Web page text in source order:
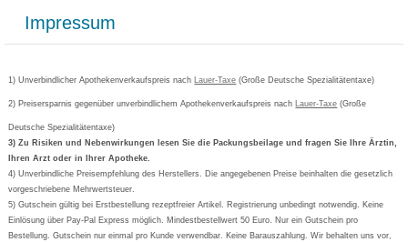
AGB
Cookie-Einstellungen
Vertrag widerrufen
Versandkosten
Bestellschein ausfüllen
Newsletteranmeldung
Gutschein und Rabatte
Kundenbewertung
Grippostad
Bepanthen
Formoline
Wick
Eucerin
Basica
Impressum
1) Unverbindlicher Apothekenverkaufspreis nach Lauer-Taxe (Große Deutsche Spezialitätentaxe)
2) Preisersparnis gegenüber unverbindlichem Apothekenverkaufspreis nach Lauer-Taxe (Große
Deutsche Spezialitätentaxe)
3) Zu Risiken und Nebenwirkungen lesen Sie die Packungsbeilage und fragen Sie Ihre Ärztin,
Ihren Arzt oder in Ihrer Apotheke.
4) Unverbindliche Preisempfehlung des Herstellers. Die angegebenen Preise beinhalten die gesetzlich
vorgeschriebene Mehrwertsteuer.
5) Gutschein gültig bei Erstbestellung rezeptfreier Artikel. Registrierung unbedingt notwendig. Keine
Einlösung über Pay-Pal Express möglich. Mindestbestellwert 50 Euro. Nur ein Gutschein pro
Bestellung. Gutschein nur einmal pro Kunde verwendbar. Keine Barauszahlung. Wir behalten uns vor,